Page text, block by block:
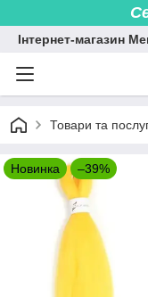
Інтернет-магазин
Товари та
Новинка –39%